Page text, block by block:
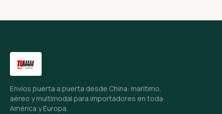
Envíos puerta a puerta desde China: marítimo,
aéreo y multimodal para importadores en toda
América y Europa.